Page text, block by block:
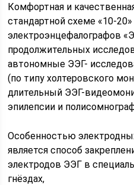
Комфортная и
стандартной схеме «10-
электроэнцефалографов
продолжительных
автономные ЭЭГ-
(по типу холтеровского
длительный ЭЭГ-
эпилепсии и
Особенностью
является способ
электродов ЭЭГ в
гнёздах,